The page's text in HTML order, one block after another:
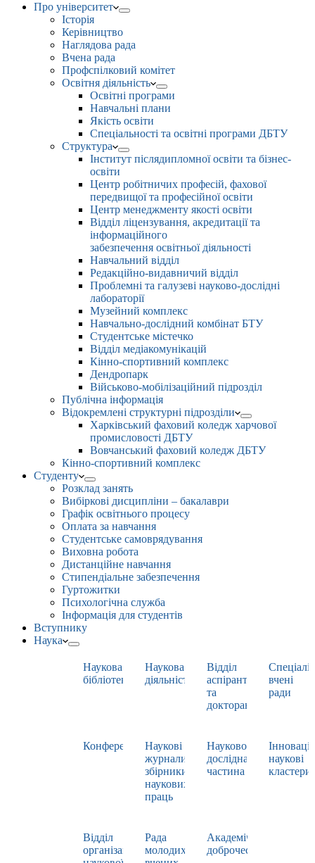
Про університет
Історія
Керівництво
Наглядова рада
Вчена рада
Профспілковий комітет
Освітня діяльність
Освітні програми
Навчальні плани
Якість освіти
Спеціальності та освітні програми ДБТУ
Структура
Інститут післядипломної освіти та бізнес-
освіти
Центр робітничих професій, фахової
передвищої та професійної освіти
Центр менеджменту якості освіти
Відділ ліцензування, акредитації та
інформаційного
забезпечення освітньої діяльності
Навчальний відділ
Редакційно-видавничий відділ
Проблемні та галузеві науково-дослідні
лабораторії
Музейний комплекс
Навчально-дослідний комбінат БТУ
Студентське містечко
Відділ медіакомунікацій
Кінно-спортивний комплекс
Дендропарк
Військово-мобілізаційний підрозділ
Публічна інформація
Відокремлені структурні підрозділи
Харківський фаховий коледж харчової
промисловості ДБТУ
Вовчанський фаховий коледж ДБТУ
Кінно-спортивний комплекс
Студенту
Розклад занять
Вибіркові дисципліни – бакалаври
Графік освітнього процесу
Оплата за навчання
Студентське самоврядування
Виховна робота
Дистанційне навчання
Стипендіальне забезпечення
Гуртожитки
Психологічна служба
Інформація для студентів
Вступнику
Наука
Наукова
бібліотека
Наукова
діяльність
Відділ
аспірантури
та
докторантури
вчені
ради
Конференції
Наукові
журнали,
збірники
наукових
праць
Науково-
дослідна
частина
наукові
кластери
Відділ
організації
Рада
молодих
Академічна
доброчесність